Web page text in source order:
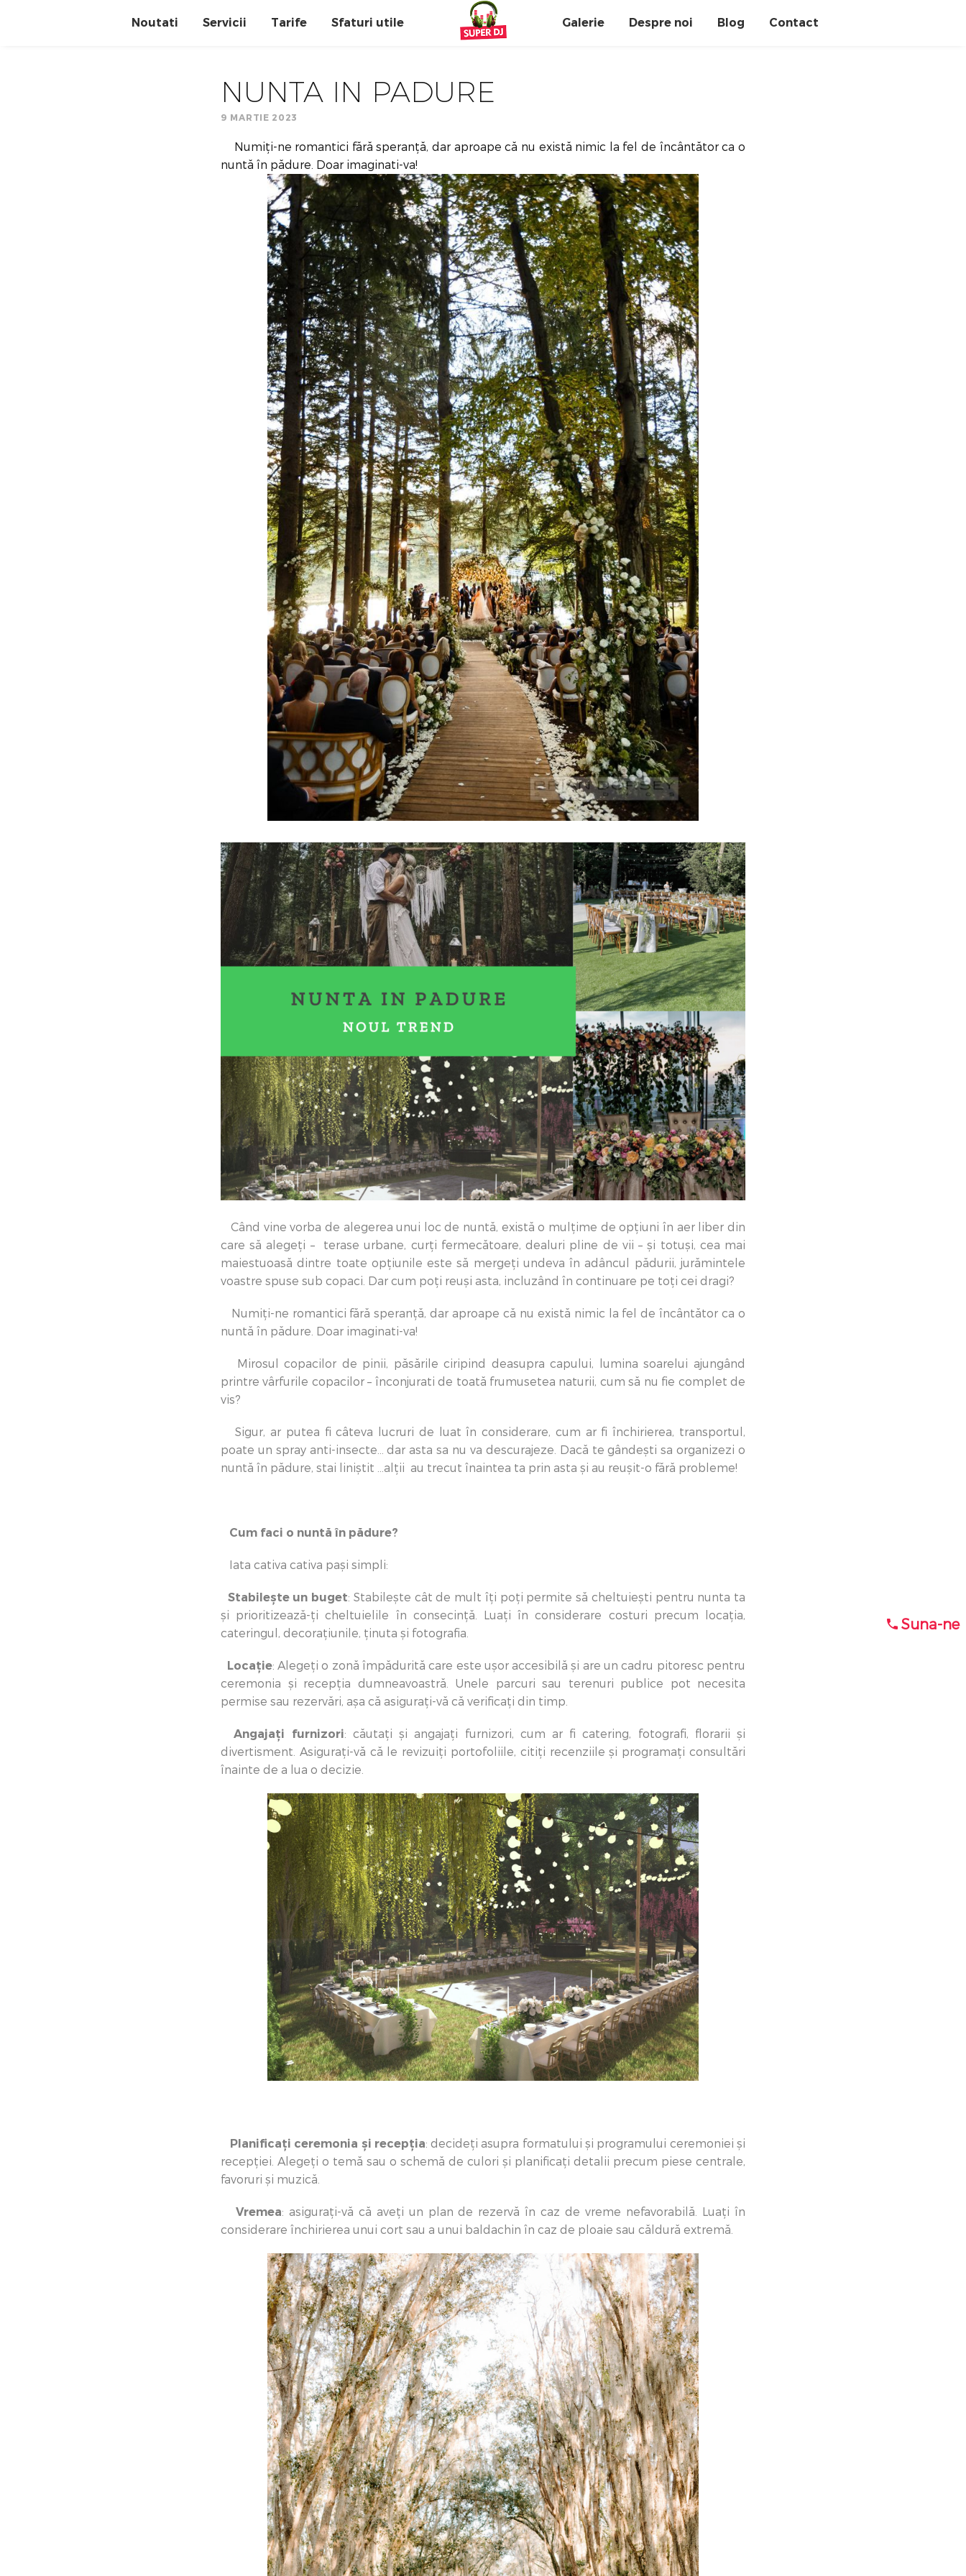
Noutati Servicii Tarife Sfaturi utile Galerie Despre noi Blog Contact
NUNTA IN PADURE
9 MARTIE 2023
Numiți-ne romantici fără speranță, dar aproape că nu există nimic la fel de încântător ca o
nuntă în pădure. Doar imaginati-va!
Când vine vorba de alegerea unui loc de nuntă, există o mulțime de opțiuni în aer liber din
care să alegeți – terase urbane, curți fermecătoare, dealuri pline de vii – și totuși, cea mai
maiestuoasă dintre toate opțiunile este să mergeți undeva în adâncul pădurii, jurămintele
voastre spuse sub copaci. Dar cum poți reuși asta, incluzând în continuare pe toți cei dragi?
Numiți-ne romantici fără speranță, dar aproape că nu există nimic la fel de încântător ca o
nuntă în pădure. Doar imaginati-va!
Mirosul copacilor de pinii, păsările ciripind deasupra capului, lumina soarelui ajungând
printre vârfurile copacilor – înconjurati de toată frumusetea naturii, cum să nu fie complet de
vis?
Sigur, ar putea fi câteva lucruri de luat în considerare, cum ar fi închirierea, transportul,
poate un spray anti-insecte... dar asta sa nu va descurajeze. Dacă te gândești sa organizezi o
nuntă în pădure, stai liniștit ...alții au trecut înaintea ta prin asta și au reușit-o fără probleme!
Cum faci o nuntă în pădure?
Iata cativa cativa pași simpli:
Stabilește un buget: Stabilește cât de mult îți poți permite să cheltuiești pentru nunta ta
și prioritizează-ți cheltuielile în consecință. Luați în considerare costuri precum locația,
cateringul, decorațiunile, ținuta și fotografia.
Locație: Alegeți o zonă împădurită care este ușor accesibilă și are un cadru pitoresc pentru
ceremonia și recepția dumneavoastră. Unele parcuri sau terenuri publice pot necesita
permise sau rezervări, așa că asigurați-vă că verificați din timp.
Angajați furnizori: căutați și angajați furnizori, cum ar fi catering, fotografi, florarii și
divertisment. Asigurați-vă că le revizuiți portofoliile, citiți recenziile și programați consultări
înainte de a lua o decizie.
Planificați ceremonia și recepția: decideți asupra formatului și programului ceremoniei și
recepției. Alegeți o temă sau o schemă de culori și planificați detalii precum piese centrale,
favoruri și muzică.
Vremea: asigurați-vă că aveți un plan de rezervă în caz de vreme nefavorabilă. Luați în
considerare închirierea unui cort sau a unui baldachin în caz de ploaie sau căldură extremă.
Suna-ne